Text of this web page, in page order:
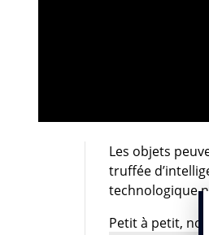
Les objets
truffée
technologique
Petit à petit,